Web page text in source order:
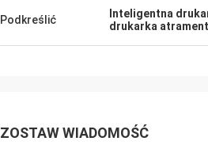
Podkreślić Inteligentna
drukarka
ZOSTAW WIADOMOŚĆ